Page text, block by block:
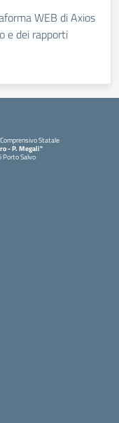
WEB di Axios
e dei rapporti
Statale
- P. Megali"
Porto Salvo